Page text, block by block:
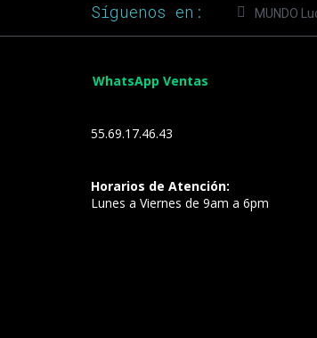
Síguenos en: MUNDO
WhatsApp Ventas
55.69.17.46.43
Horarios de Atención:
Lunes a Viernes de 9am a 6pm